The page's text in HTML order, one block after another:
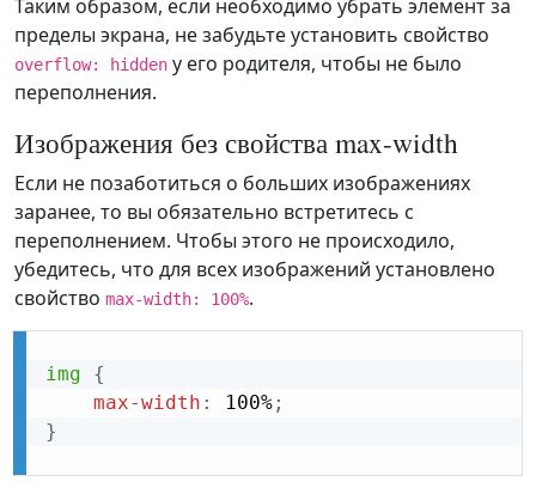
Таким образом, если необходимо убрать элемент за
пределы экрана, не забудьте установить свойство
overflow: hidden у его родителя, чтобы не было
переполнения.
Изображения без свойства max-width
Если не позаботиться о больших изображениях
заранее, то вы обязательно встретитесь с
переполнением. Чтобы этого не происходило,
убедитесь, что для всех изображений установлено
свойство max-width: 100%.
img
{
max-width : 100%;
}